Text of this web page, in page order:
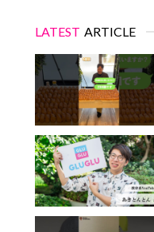
LATEST ARTICLE